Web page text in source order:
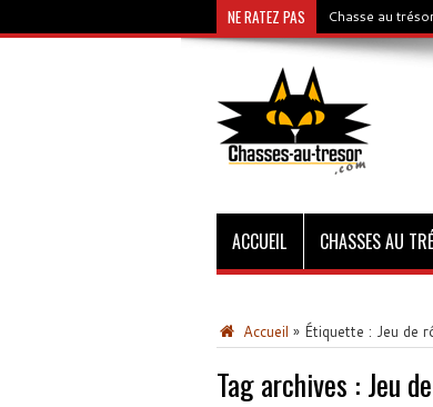
NE RATEZ PAS Chasse au
ACCUEIL CHASSES AU
Accueil » Étiquette : Jeu de
Tag archives : Jeu